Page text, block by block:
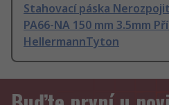
Stahovací páska
PA66-NA 150 mm 3.5mm
HellermannTyton